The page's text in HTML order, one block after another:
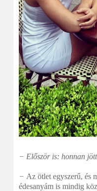
− Először is: honnan
− Az ötlet egyszerű, és
édesanyám is mindig